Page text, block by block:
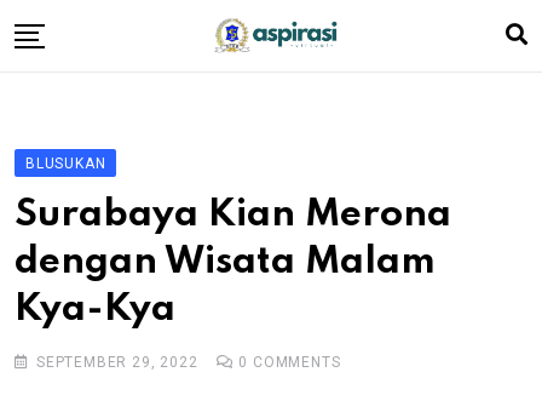
to
Berita
Komen Warga
Podcast
Tentang Kami
BLUSUKAN
Surabaya Kian Merona
dengan Wisata Malam
Kya-Kya
SEPTEMBER 29, 2022 0 COMMENTS